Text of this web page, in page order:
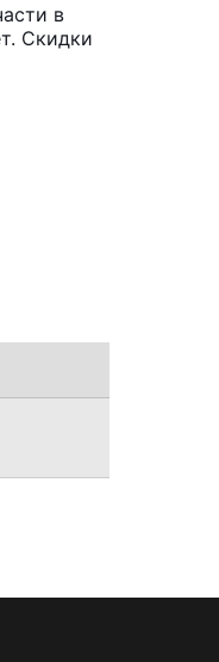
в
Скидки